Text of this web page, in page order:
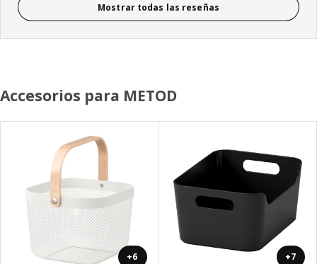
Mostrar todas las reseñas
Accesorios para METOD
+6 +7